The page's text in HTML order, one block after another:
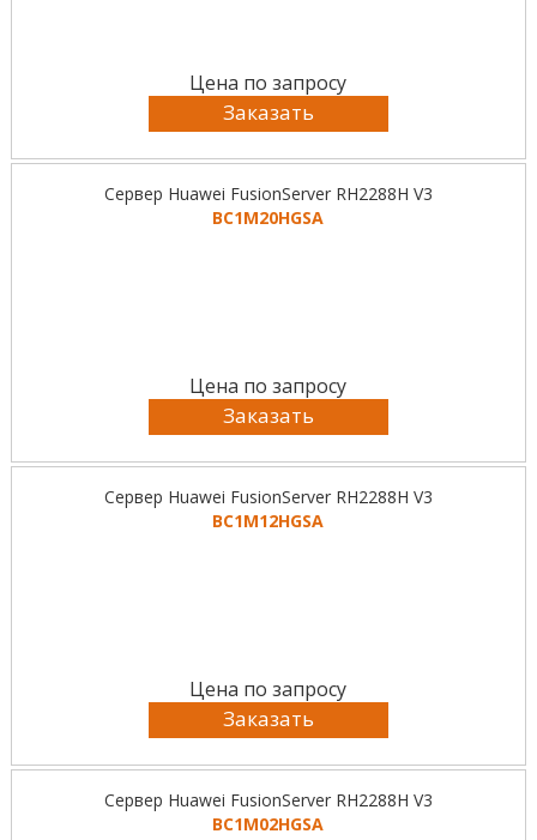
Цена по запросу
Заказать
Сервер Huawei FusionServer RH2288H V3
BC1M20HGSA
Цена по запросу
Заказать
Сервер Huawei FusionServer RH2288H V3
BC1M12HGSA
Цена по запросу
Заказать
Сервер Huawei FusionServer RH2288H V3
BC1M02HGSA